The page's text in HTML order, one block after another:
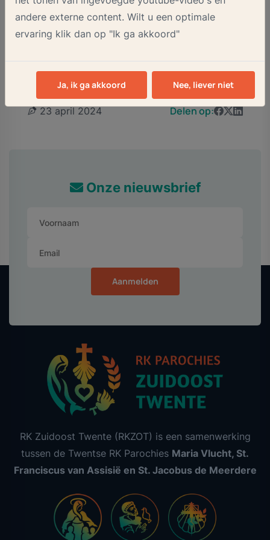
andere externe content. Wilt u een optimale
ervaring klik dan op "Ik ga akkoord"
Ja, ik ga akkoord Nee, liever niet
werkzaamheden niet passend bij jou? Dan vinden
we samen een oplossing.
23 april 2024 Delen op:
Onze nieuwsbrief
Aanmelden
RK Zuidoost Twente (RKZOT) is een samenwerking
tussen de Twentse RK Parochies Maria Vlucht, St.
Franciscus van Assisië en St. Jacobus de Meerdere